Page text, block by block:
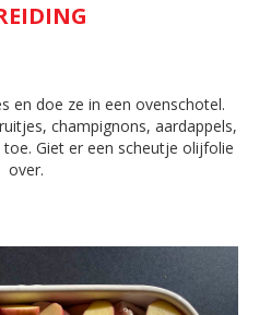
en doe ze in een ovenschotel.
champignons, aardappels,
Giet er een scheutje olijfolie
over.